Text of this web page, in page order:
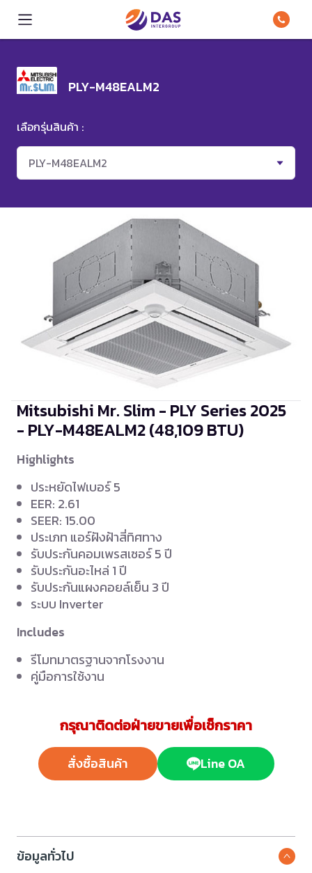
PLY-M48EALM2
เลือกรุ่นสินค้า :
PLY-M48EALM2
Mitsubishi Mr. Slim - PLY Series 2025
- PLY-M48EALM2(48,109 BTU)
Highlights
ประหยัดไฟเบอร์ 5
EER: 2.61
SEER: 15.00
ประเภท แอร์ฝังฝ้าสี่ทิศทาง
รับประกันคอมเพรสเซอร์ 5 ปี
รับประกันอะไหล่ 1 ปี
รับประกันแผงคอยล์เย็น 3 ปี
ระบบ Inverter
Includes
รีโมทมาตรฐานจากโรงงาน
คู่มือการใช้งาน
กรุณาติดต่อฝ่ายขายเพื่อเช็กราคา
สั่งซื้อสินค้า Line OA
ข้อมูลทั่วไป